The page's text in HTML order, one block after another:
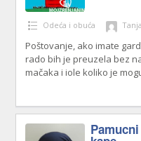
Odeća i obuća
Poštovanje, ako imate
rado bih je preuzela bez
mačaka i iole koliko je